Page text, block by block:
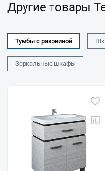
Другие товары
Тумбы с раковиной
Зеркальные шкафы